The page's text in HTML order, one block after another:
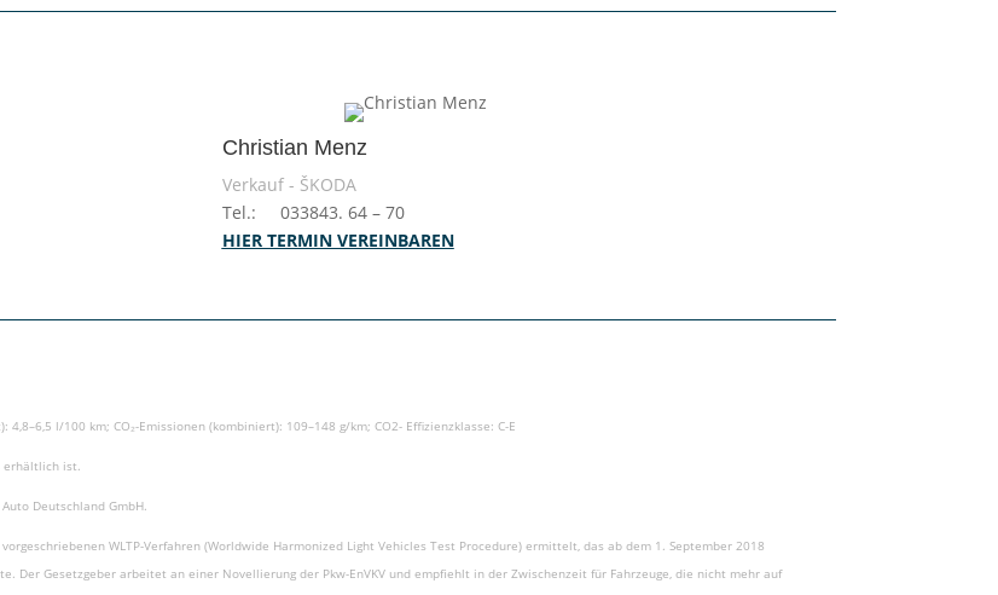
Christian Menz
Verkauf - ŠKODA
Tel.: 033843. 64 – 70
HIER TERMIN VEREINBAREN
l/100 km; CO₂-Emissionen (kombiniert): 109–148 g/km; CO2- Effizienzklasse: C-E
erhältlich ist.
Deutschland GmbH.
WLTP-Verfahren (Worldwide Harmonized Light Vehicles Test Procedure) ermittelt, das ab dem 1. September 2018
Der Gesetzgeber arbeitet an einer Novellierung der Pkw-EnVKV und empfiehlt in der Zwischenzeit für Fahrzeuge, die nicht mehr auf